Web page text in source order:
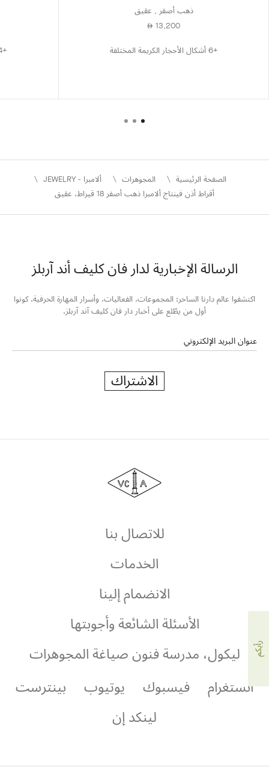
ذهب أصفر , عقيق
13,200
⃃
+6 أشكال الأحجار الكريمة المختلفة +4 أشكال الأحجار الكريمة المختلفة
الصفحة الرئيسية المجوهرات
ألامبرا - JEWELRY
أقراط أذن فينتاج ألامبرا ذهب أصفر 18 قيراط، عقيق
الرسالة الإخبارية لدار فان كليف أند آربلز
اكتشفوا عالم دارنا الساحر: المجموعات، الفعاليات، وأسرار المهارة الحرفية. كونوا
أول من يطّلع على أخبار دار فان كليف آند آربلز.
عنوان البريد الإلكتروني
فان
كليف
آربلز
للاتصال بنا
الخدمات
الانضمام إلينا
الأسئلة الشائعة وأجوبتها
ليكول، مدرسة فنون صياغة المجوهرات
انستغرام
فيسبوك يوتيوب
بينترست
لينكد إن
رأيكم